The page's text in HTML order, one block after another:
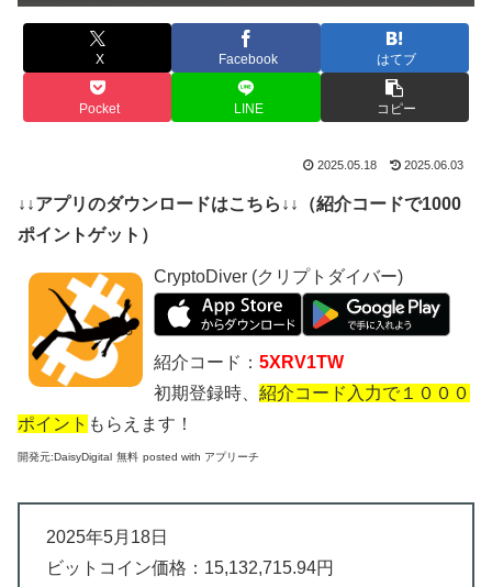
X Facebook はてブ
Pocket LINE コピー
2025.05.18 2025.06.03
↓↓アプリのダウンロードはこちら↓↓（紹介コードで1000
ポイントゲット）
CryptoDiver (クリプトダイバー)
紹介コード： 5XRV1TW
初期登録時、 紹介コード入力で１０００
ポイント もらえます！
開発元:DaisyDigital 無料 posted with アプリーチ
2025年5月18日
ビットコイン価格：15,132,715.94円